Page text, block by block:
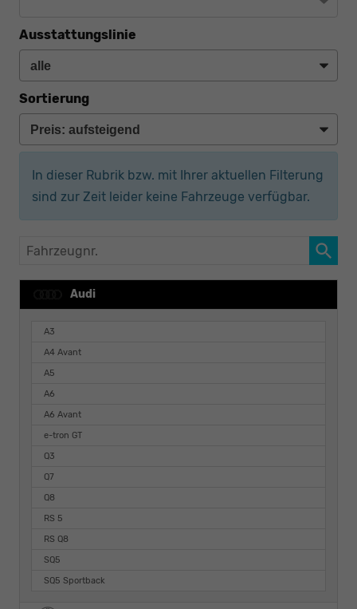
Ausstattungslinie
Sortierung
In dieser Rubrik bzw. mit Ihrer aktuellen Filterung
sind zur Zeit leider keine Fahrzeuge verfügbar.
Fahrzeugnr.
Audi
A3
A4 Avant
A5
A6
A6 Avant
e-tron GT
Q3
Q7
Q8
RS 5
RS Q8
SQ5
SQ5 Sportback